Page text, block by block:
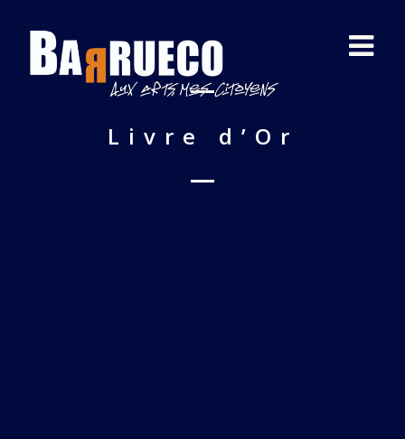
Livre d’Or